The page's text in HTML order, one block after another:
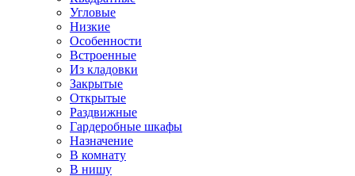
Угловые
Низкие
Особенности
Встроенные
Из кладовки
Закрытые
Открытые
Раздвижные
Гардеробные шкафы
Назначение
В комнату
В нишу